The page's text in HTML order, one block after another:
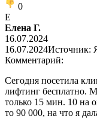
0
Е
Елена Г.
16.07.2024
16.07.2024Источник:
Комментарий:
Сегодня посетила
лифтинг бесплатно.
только 15 мин. 10 на
то 90 000, на что я